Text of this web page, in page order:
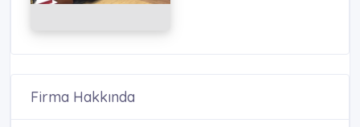
Firma Hakkında